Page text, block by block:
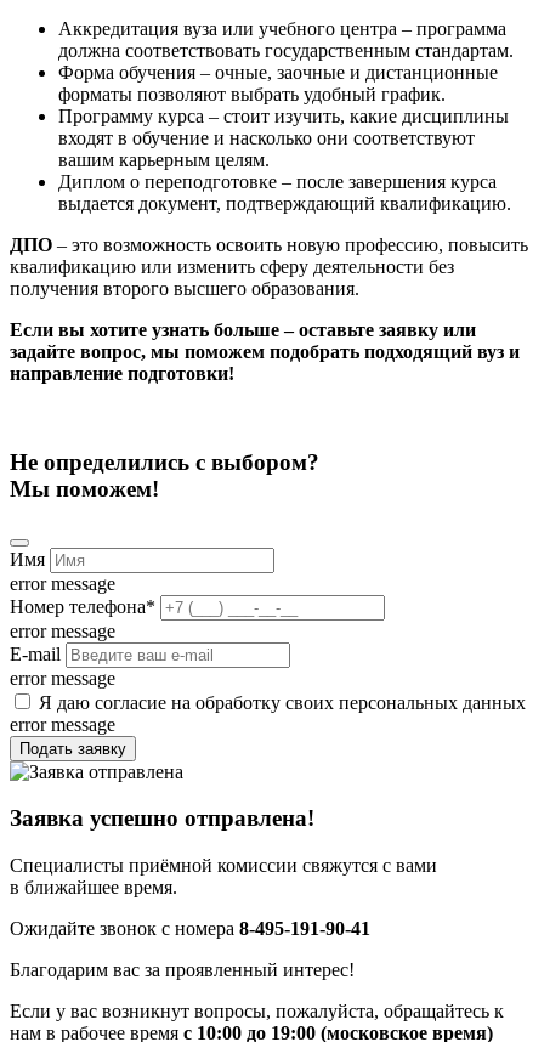
Аккредитация вуза или учебного центра – программа
должна соответствовать государственным стандартам.
Форма обучения – очные, заочные и дистанционные
форматы позволяют выбрать удобный график.
Программу курса – стоит изучить, какие дисциплины
входят в обучение и насколько они соответствуют
вашим карьерным целям.
Диплом о переподготовке – после завершения курса
выдается документ, подтверждающий квалификацию.
ДПО – это возможность освоить новую профессию, повысить
квалификацию или изменить сферу деятельности без
получения второго высшего образования.
Если вы хотите узнать больше – оставьте заявку или
задайте вопрос, мы поможем подобрать подходящий вуз и
направление подготовки!
Не определились с выбором?
Мы поможем!
Имя
error message
Номер телефона*
error message
E-mail
error message
Я даю согласие на обработку своих персональных данных
error message
Подать заявку
Заявка успешно отправлена!
Специалисты приёмной комиссии свяжутся с вами
в ближайшее время.
Ожидайте звонок с номера 8-495-191-90-41
Благодарим вас за проявленный интерес!
Если у вас возникнут вопросы, пожалуйста, обращайтесь к
нам в рабочее время с 10:00 до 19:00 (московское время)